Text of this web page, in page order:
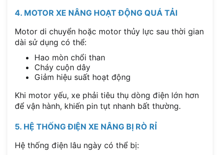
4. MOTOR XE NÂNG HOẠT ĐỘNG QUÁ TẢI
Motor di chuyển hoặc motor thủy lực sau thời gian
dài sử dụng có thể:
Hao mòn chổi than
Cháy cuộn dây
Giảm hiệu suất hoạt động
Khi motor yếu, xe phải tiêu thụ dòng điện lớn hơn
để vận hành, khiến pin tụt nhanh bất thường.
5. HỆ THỐNG ĐIỆN XE NÂNG BỊ RÒ RỈ
Hệ thống điện lâu ngày có thể bị: